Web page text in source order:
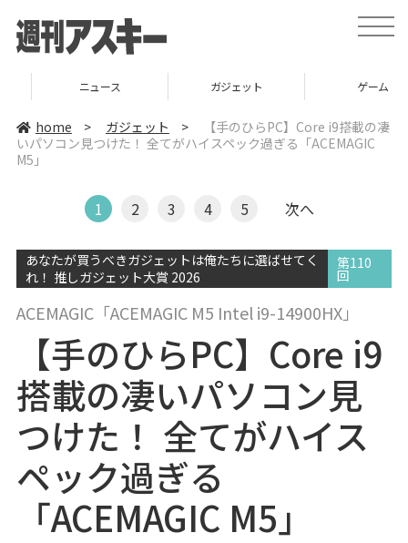
t
o
e
v
ニュース ガジェット
home > ガジェット >
【手のひらPC】Core i9搭載の凄
いパソコン見つけた！ 全てがハイスペック過ぎる「ACEMAGIC
M5」
1 2 3 4 5 次へ
あなたが買うべきガジェットは俺たちに選ばせてく
れ！ 推しガジェット大賞 2026
第110
回
ACEMAGIC「ACEMAGIC M5 Intel i9-14900HX」
【手のひらPC】Core i9
搭載の凄いパソコン見
つけた！ 全てがハイス
ペック過ぎる
「ACEMAGIC M5」